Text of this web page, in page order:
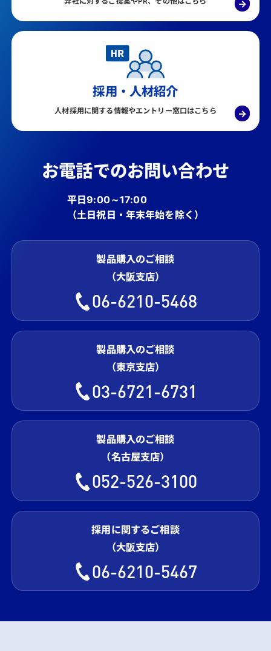
→
採用・人材紹介
人材採用に関する情報やエントリー窓口はこちら →
お電話でのお問い合わせ
平日9:00～17:00
（土日祝日・年末年始を除く）
製品購入のご相談
（大阪支店）
06-6210-5468
製品購入のご相談
（東京支店）
03-6721-6731
製品購入のご相談
（名古屋支店）
052-526-3100
採用に関するご相談
（大阪支店）
06-6210-5467